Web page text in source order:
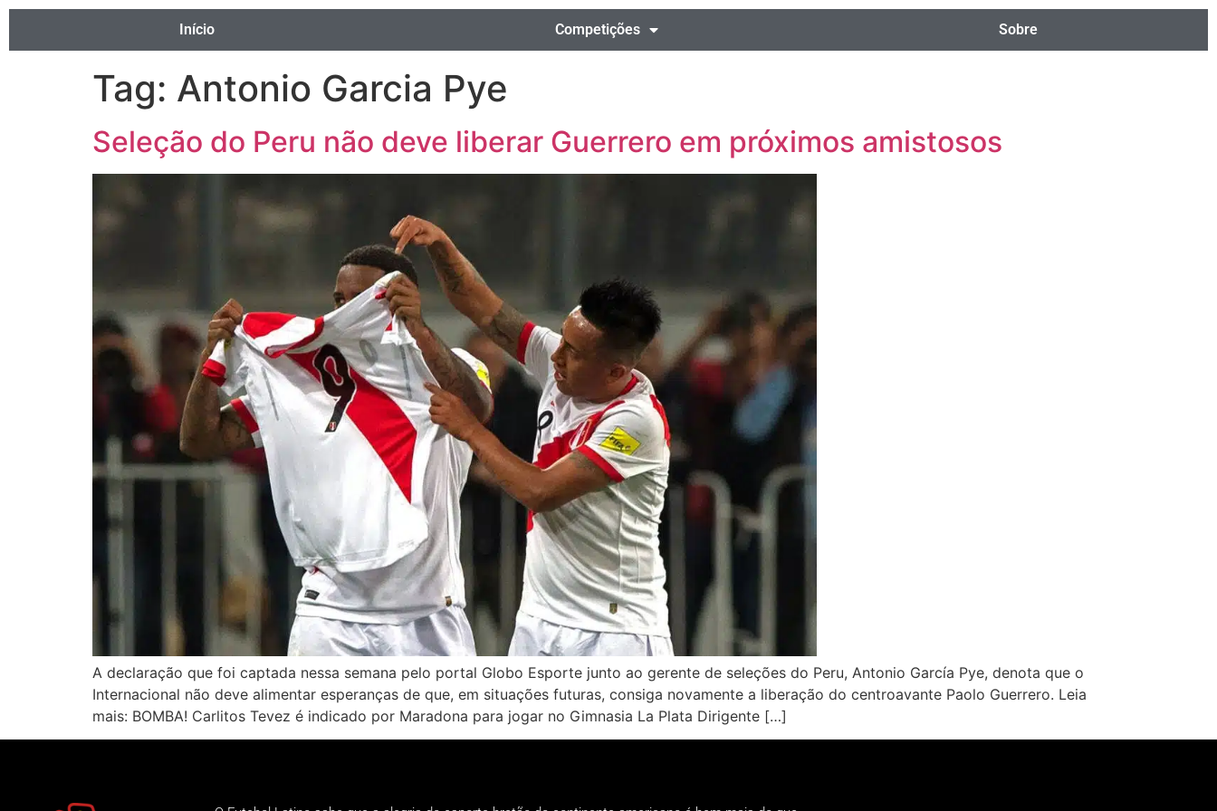
Início Competições Sobre
Tag: Antonio Garcia Pye
Seleção do Peru não deve liberar Guerrero em próximos amistosos
A declaração que foi captada nessa semana pelo portal Globo Esporte junto ao gerente de seleções do Peru, Antonio García Pye, denota que o
Internacional não deve alimentar esperanças de que, em situações futuras, consiga novamente a liberação do centroavante Paolo Guerrero. Leia
mais: BOMBA! Carlitos Tevez é indicado por Maradona para jogar no Gimnasia La Plata Dirigente […]